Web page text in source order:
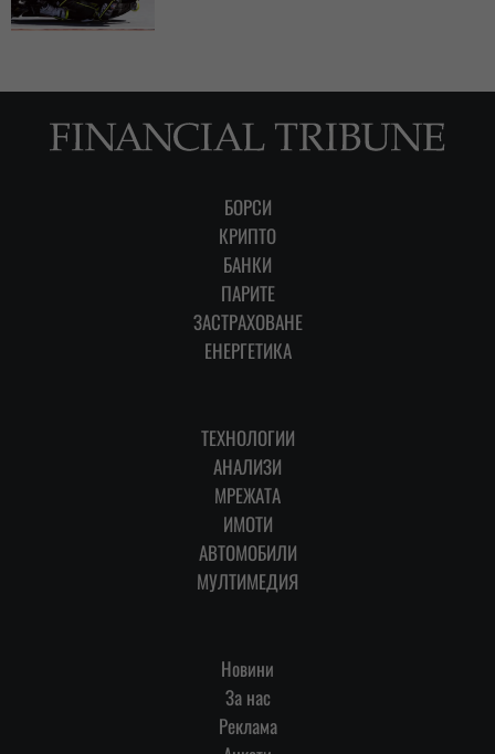
БОРСИ
КРИПТО
БАНКИ
ПАРИТЕ
ЗАСТРАХОВАНЕ
ЕНЕРГЕТИКА
ТЕХНОЛОГИИ
АНАЛИЗИ
МРЕЖАТА
ИМОТИ
АВТОМОБИЛИ
МУЛТИМЕДИЯ
Новини
За нас
Реклама